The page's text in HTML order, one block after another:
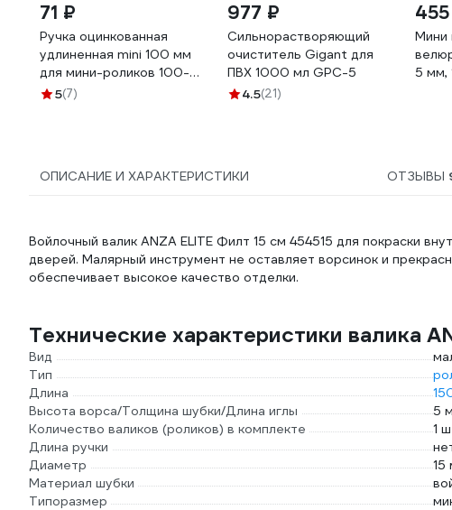
71 ₽
Ручка оцинкованная
удлиненная mini 100 мм
для мини-роликов 100-
150 мм DECOR 0565-42
5(7)
977 ₽
Сильнорастворяющий
очиститель Gigant для
ПВХ 1000 мл GPC-5
4.5(21)
Мини
5 мм,
ОПИСАНИЕ И ХАРАКТЕРИСТИКИ ОТЗЫВЫ
Войлочный валик ANZA ELITE Филт 15 см 454515 для покраски
дверей. Малярный инструмент не оставляет ворсинок и
обеспечивает высокое качество отделки.
Технические характеристики валика
Вид
Тип
Длина
Высота ворса/Толщина шубки/Длина иглы
5
Количество валиков (роликов) в комплекте
1
Длина ручки
Диаметр
15
Материал шубки
Типоразмер